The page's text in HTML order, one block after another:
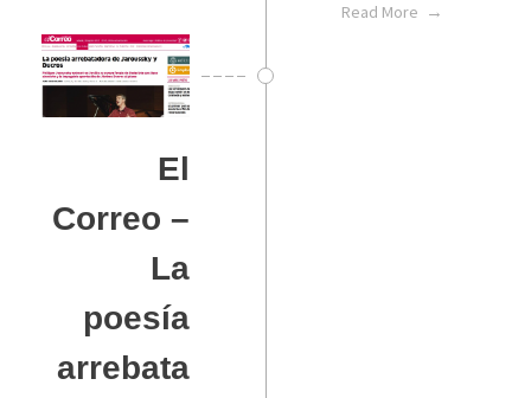
Read More
El
Correo –
La
poesía
arrebata